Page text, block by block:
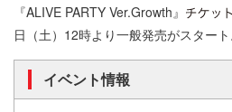
『ALIVE PARTY Ver.Growth』
日（土）12時より一般発売がスタート
イベント情報